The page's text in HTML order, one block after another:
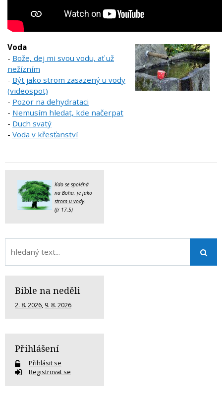
Voda
- Bože, dej mi svou vodu, ať už
nežízním
- Být jako strom zasazený u vody
(videospot)
- Pozor na dehydrataci
- Nemusím hledat, kde načerpat
- Duch svatý
- Voda v křesťanství
Kdo se spoléhá
na Boha, je jako
strom u vody.
(Jr 17,5)
Bible na neděli
2. 8. 2026, 9. 8. 2026
Přihlášení
Přihlásit se
Registrovat se